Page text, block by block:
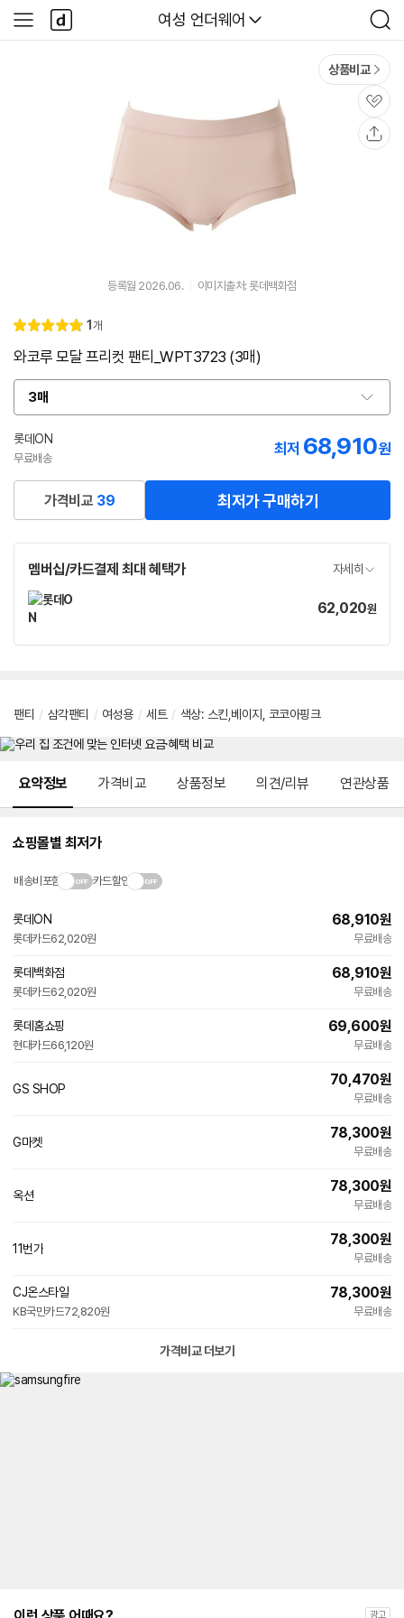
다나와
여성 언더웨어
검
색
사
이
다
나
와
상품비교
관
심
등록월 2026.06. 이미지출처: 롯데백화점
별
점
5.
리
1 개
와코루 모달 프리컷 팬티_WPT3723 (3매)
3매
옵
션
선
택
롯데ON
무료배송
최저 68,910원
가격비교 39 최저가 구매하기
멤버십/카드결제 최대 혜택가 자세히
가
62,020원
팬티 / 삼각팬티 / 여성용 / 세트 / 색상: 스킨,베이지 코코아핑크
요약정보 가격비교 상품정보 의견/리뷰 연관상품
쇼핑몰별 최저가
배송비포함 카드할인
롯데ON
롯데카드62,020원
68,910원
무료배송
롯데백화점
롯데카드62,020원
68,910원
무료배송
롯데홈쇼핑
현대카드66,120원
69,600원
무료배송
GS SHOP
70,470원
무료배송
G마켓
78,300원
무료배송
옥션
78,300원
무료배송
11번가
78,300원
무료배송
CJ온스타일
KB국민카드72,820원
78,300원
무료배송
가격비교 더보기
광고